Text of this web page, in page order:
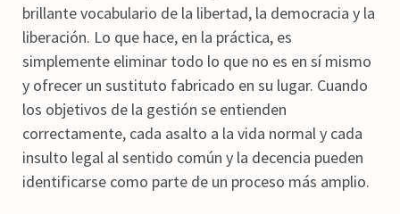
brillante vocabulario de la libertad, la democracia y la
liberación. Lo que hace, en la práctica, es
simplemente eliminar todo lo que no es en sí mismo
y ofrecer un sustituto fabricado en su lugar. Cuando
los objetivos de la gestión se entienden
correctamente, cada asalto a la vida normal y cada
insulto legal al sentido común y la decencia pueden
identificarse como parte de un proceso más amplio.